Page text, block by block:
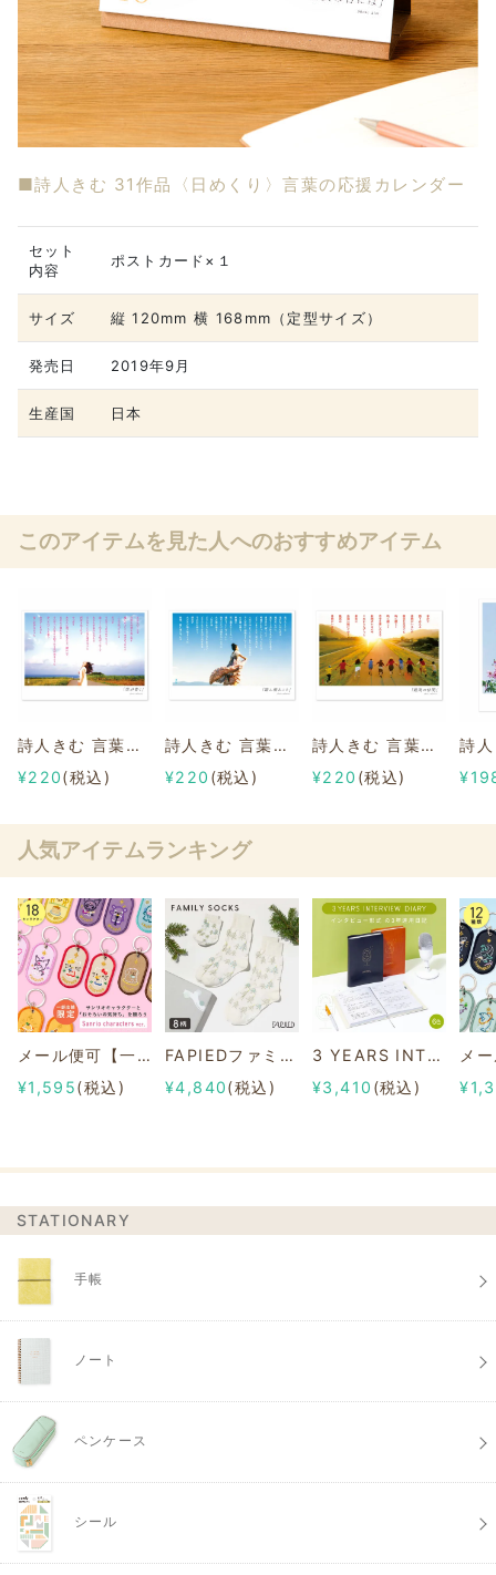
■詩人きむ 31作品〈日めくり〉言葉の応援カレンダー
セット
内容
ポストカード×１
サイズ 縦 120mm 横 168mm（定型サイズ）
発売日 2019年9月
生産国 日本
このアイテムを見た人へのおすすめアイテム
詩人きむ 言葉の応援ポストカード 「空が青く」
¥220(税込)
詩人きむ 言葉の応援ポストカード 「踏ん張ること」
¥220 (税込)
詩人きむ 言葉の応援ポストカード 「最高の仲間」
¥220 (税込)
人気アイテムランキング
メール便可【一部店舗限定】2/8b PAIR KEY RING Sanrio characters ver.
¥1,595(税込)
FAPIEDファミリーソックスセット 総柄
¥4,840(税込)
3 YEARS INTERVIEW DIARY
¥3,410 (税込)
STATIONARY
手帳
ノート
ペンケース
シール